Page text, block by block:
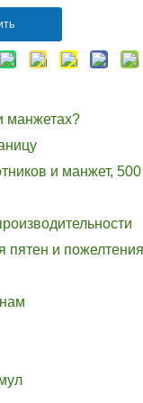
манжетах?
и манжет,
пятен и пожелтения